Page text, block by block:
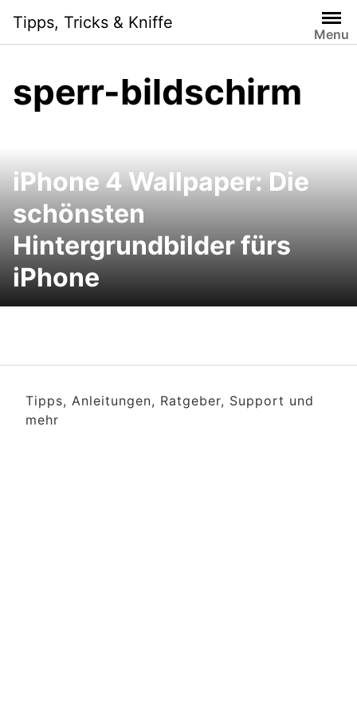
content
Tipps, Tricks & Kniffe
Menu
sperr-bildschirm
iPhone 4 Wallpaper: Die
schönsten
Hintergrundbilder fürs
iPhone
Tipps, Anleitungen, Ratgeber, Support und
mehr